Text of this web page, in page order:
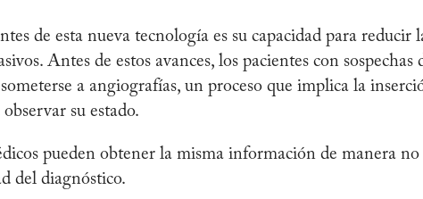
de esta nueva tecnología es su capacidad para reducir
Antes de estos avances, los pacientes con sospechas
a angiografías, un proceso que implica la
su estado.
pueden obtener la misma información de manera no
del diagnóstico.